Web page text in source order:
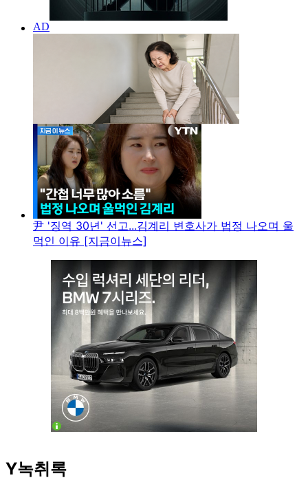
尹 '징역 30년' 선고...김계리 변호사가 법정 나오며 울
먹인 이유 [지금이뉴스]
Y녹취록